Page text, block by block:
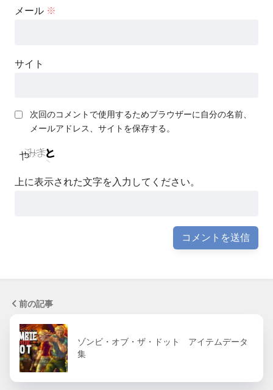
メール ※
サイト
次回のコメントで使用するためブラウザーに自分の名前、
メールアドレス、サイトを保存する。
上に表示された文字を入力してください。
前の記事
ゾンビ・オブ・ザ・ドット アイテムデータ
集